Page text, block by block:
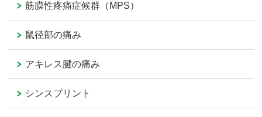
筋膜性疼痛症候群（MPS）
鼠径部の痛み
アキレス腱の痛み
シンスプリント